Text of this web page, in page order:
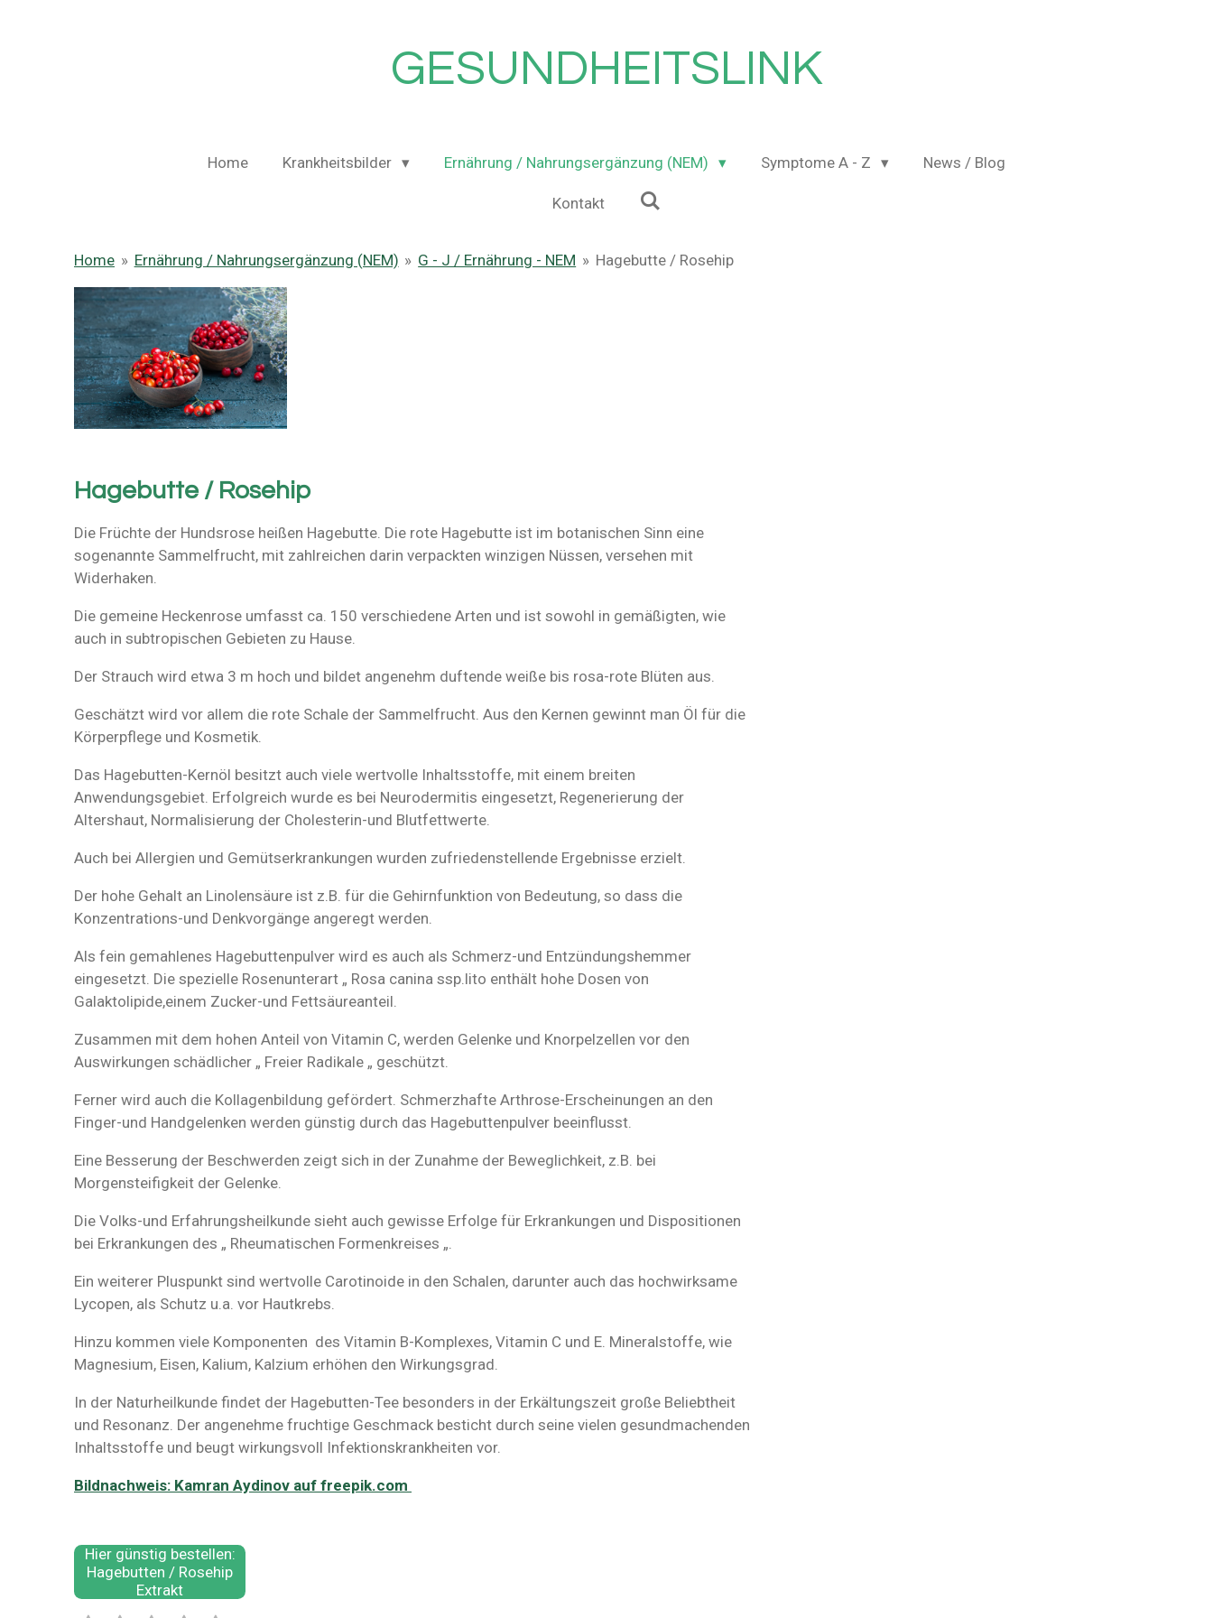
GESUNDHEITSLINK
Home Krankheitsbilder Ernährung / Nahrungsergänzung (NEM) Symptome A - Z News / Blog
Kontakt
Home » Ernährung / Nahrungsergänzung (NEM) » G - J / Ernährung - NEM » Hagebutte / Rosehip
Hagebutte / Rosehip
Die Früchte der Hundsrose heißen Hagebutte. Die rote Hagebutte ist im botanischen Sinn eine
sogenannte Sammelfrucht, mit zahlreichen darin verpackten winzigen Nüssen, versehen mit
Widerhaken.
Die gemeine Heckenrose umfasst ca. 150 verschiedene Arten und ist sowohl in gemäßigten, wie
auch in subtropischen Gebieten zu Hause.
Der Strauch wird etwa 3 m hoch und bildet angenehm duftende weiße bis rosa-rote Blüten aus.
Geschätzt wird vor allem die rote Schale der Sammelfrucht. Aus den Kernen gewinnt man Öl für die
Körperpflege und Kosmetik.
Das Hagebutten-Kernöl besitzt auch viele wertvolle Inhaltsstoffe, mit einem breiten
Anwendungsgebiet. Erfolgreich wurde es bei Neurodermitis eingesetzt, Regenerierung der
Altershaut, Normalisierung der Cholesterin-und Blutfettwerte.
Auch bei Allergien und Gemütserkrankungen wurden zufriedenstellende Ergebnisse erzielt.
Der hohe Gehalt an Linolensäure ist z.B. für die Gehirnfunktion von Bedeutung, so dass die
Konzentrations-und Denkvorgänge angeregt werden.
Als fein gemahlenes Hagebuttenpulver wird es auch als Schmerz-und Entzündungshemmer
eingesetzt. Die spezielle Rosenunterart „ Rosa canina ssp.lito enthält hohe Dosen von
Galaktolipide,einem Zucker-und Fettsäureanteil.
Zusammen mit dem hohen Anteil von Vitamin C, werden Gelenke und Knorpelzellen vor den
Auswirkungen schädlicher „ Freier Radikale „ geschützt.
Ferner wird auch die Kollagenbildung gefördert. Schmerzhafte Arthrose-Erscheinungen an den
Finger-und Handgelenken werden günstig durch das Hagebuttenpulver beeinflusst.
Eine Besserung der Beschwerden zeigt sich in der Zunahme der Beweglichkeit, z.B. bei
Morgensteifigkeit der Gelenke.
Die Volks-und Erfahrungsheilkunde sieht auch gewisse Erfolge für Erkrankungen und Dispositionen
bei Erkrankungen des „ Rheumatischen Formenkreises „.
Ein weiterer Pluspunkt sind wertvolle Carotinoide in den Schalen, darunter auch das hochwirksame
Lycopen, als Schutz u.a. vor Hautkrebs.
Hinzu kommen viele Komponenten des Vitamin B-Komplexes, Vitamin C und E. Mineralstoffe, wie
Magnesium, Eisen, Kalium, Kalzium erhöhen den Wirkungsgrad.
In der Naturheilkunde findet der Hagebutten-Tee besonders in der Erkältungszeit große Beliebtheit
und Resonanz. Der angenehme fruchtige Geschmack besticht durch seine vielen gesundmachenden
Inhaltsstoffe und beugt wirkungsvoll Infektionskrankheiten vor.
Bildnachweis: Kamran Aydinov auf freepik.com
Hier günstig bestellen:
Hagebutten / Rosehip
Extrakt